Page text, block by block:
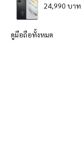
24,990 บาท
ดูมือถือทั้งหมด